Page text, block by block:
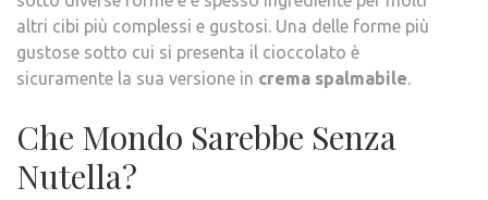
altri cibi più complessi e gustosi. Una delle forme più
gustose sotto cui si presenta il cioccolato è
sicuramente la sua versione in crema spalmabile.
Che Mondo Sarebbe Senza
Nutella?